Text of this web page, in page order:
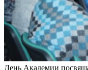
День Академии